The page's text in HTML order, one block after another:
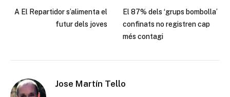
A El Repartidor s’alimenta el
futur dels joves
El 87% dels ‘grups bombolla’
confinats no registren cap
més contagi
Jose Martín Tello